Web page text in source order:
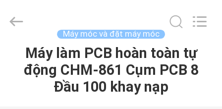
TRANG
CHỦ
2026
Máy móc và đặt máy móc
Máy làm PCB hoàn toàn tự
động CHM-861 Cụm PCB 8
Đầu 100 khay nạp